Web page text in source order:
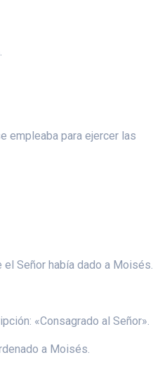
empleaba para ejercer las
Señor había dado a Moisés.
«Consagrado al Señor».
a Moisés.